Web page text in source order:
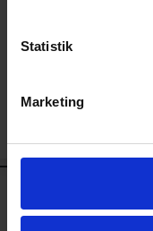
Statistik
Marketing
Det er kun